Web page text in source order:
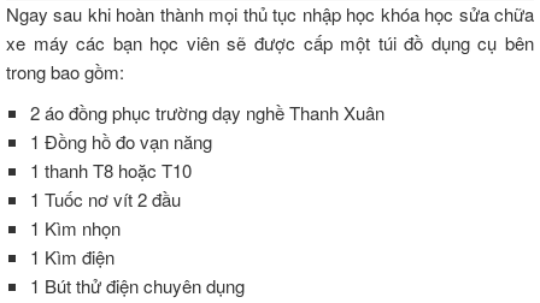
Ngay sau khi hoàn thành mọi thủ tục nhập học khóa học sửa chữa
xe máy các bạn học viên sẽ được cấp một túi đồ dụng cụ bên
trong bao gồm:
2 áo đồng phục trường dạy nghề Thanh Xuân
1 Đồng hồ đo vạn năng
1 thanh T8 hoặc T10
1 Tuốc nơ vít 2 đầu
1 Kìm nhọn
1 Kìm điện
1 Bút thử điện chuyên dụng